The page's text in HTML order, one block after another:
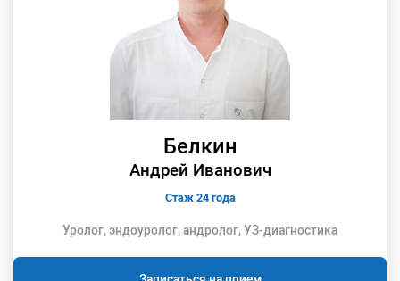
Белкин
Андрей Иванович
Стаж 24 года
Уролог, эндоуролог, андролог, УЗ-диагностика